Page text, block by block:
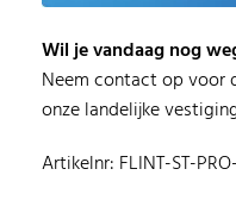
Wil je vandaag nog
Neem contact op voor
onze landelijke
Artikelnr: FLINT-ST-